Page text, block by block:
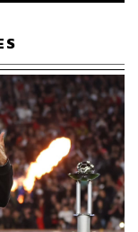
มวยสากล
Ronaldo
Stephen Curry
าเทนนิส
James